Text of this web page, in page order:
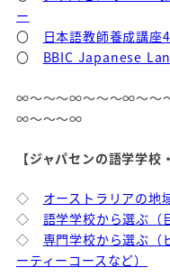
ー
〇
日本語教師養成講座
〇 BBIC Japanese
∞～～～∞～～～∞～～
∞～～～∞
【ジャパセンの語学学校
◇ オーストラリアの地
◇ 語学学校から選ぶ（
◇ 専門学校から選ぶ（
ーティーコースなど）